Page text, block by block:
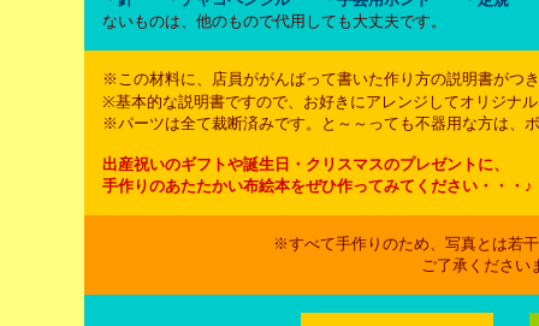
ないものは、他のもので代用しても大丈夫です。
※この材料に、店員ががんばって書いた作り方の説明書がつ
※基本的な説明書ですので、お好きにアレンジしてオリジナ
※パーツは全て裁断済みです。と～～っても不器用な方は、
出産祝いのギフトや誕生日 ・クリスマスのプレゼントに、
手作りのあたたかい布絵本をぜひ作ってみてください・・・♪
※すべて手作りのため、写真とは若
ご了承ください